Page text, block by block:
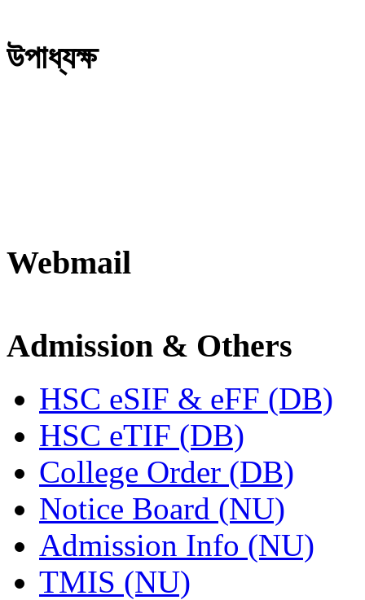
উপাধ্যক্ষ
Webmail
Admission & Others
HSC eSIF & eFF (DB)
HSC eTIF (DB)
College Order (DB)
Notice Board (NU)
Admission Info (NU)
TMIS (NU)